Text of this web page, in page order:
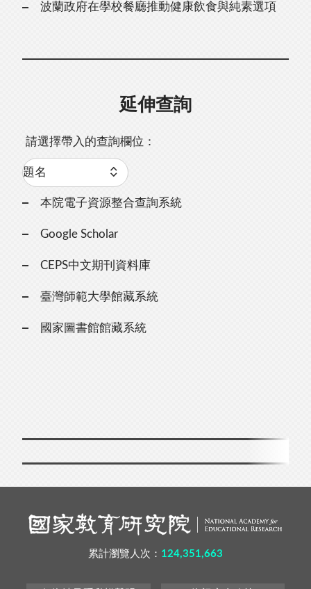
波蘭政府在學校餐廳推動健康飲食與純素選項
延伸查詢
請選擇帶入的查詢欄位：
本院電子資源整合查詢系統
Google Scholar
CEPS中文期刊資料庫
臺灣師範大學館藏系統
國家圖書館館藏系統
累計瀏覽人次： 124,351,663